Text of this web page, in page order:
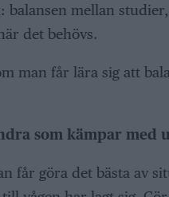
balansen mellan
det behövs.
man får lära sig att
som kämpar med
får göra det bästa av